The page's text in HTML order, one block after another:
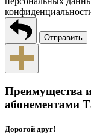
Отправить
Преимущества
абонементами
Дорогой друг!